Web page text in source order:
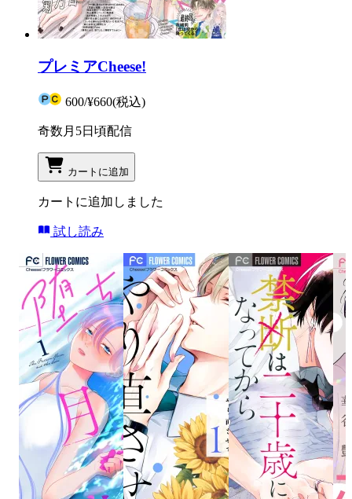
プレミアCheese!
600/¥660(税込)
奇数月5日頃配信
カートに追加
カートに追加しました
試し読み